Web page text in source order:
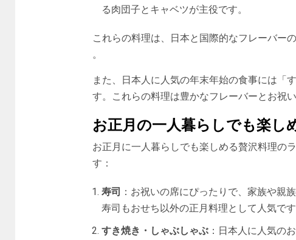
る肉団子とキャベツが主役です。
これらの料理は、日本と国際的なフレーバー
。
また、日本人に人気の年末年始の食事には「
す。これらの料理は豊かなフレーバーとお祝
お正月の一人暮らしでも楽し
お正月に一人暮らしでも楽しめる贅沢料理の
す：
寿司 ：お祝いの席にぴったりで、家族や親
寿司もおせち以外の正月料理として人気です​​
すき焼き・しゃぶしゃぶ：日本人に人気の